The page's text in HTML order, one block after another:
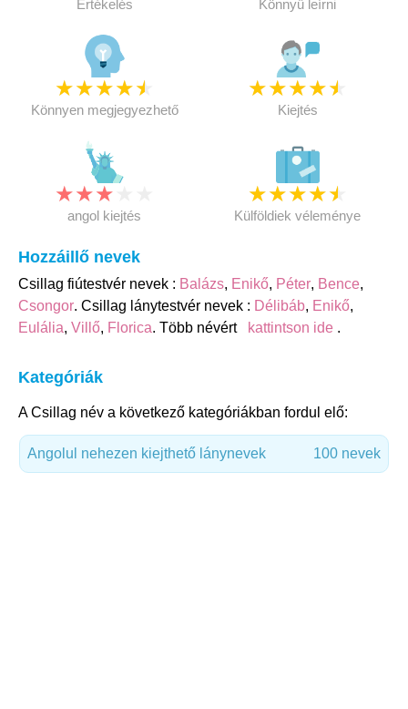
Értékelés Könnyű leírni
★★★★★
Könnyen megjegyezhető
★★★★★
Kiejtés
★★★
angol kiejtés
★★★★★
Külföldiek véleménye
Hozzáillő nevek
Csillag fiútestvér nevek : Balázs, Enikő, Péter, Bence,
Csongor. Csillag lánytestvér nevek : Délibáb, Enikő,
Eulália, Villő, Florica. Több névért kattintson ide .
Kategóriák
A Csillag név a következő kategóriákban fordul elő:
Angolul nehezen kiejthető lánynevek 100 nevek